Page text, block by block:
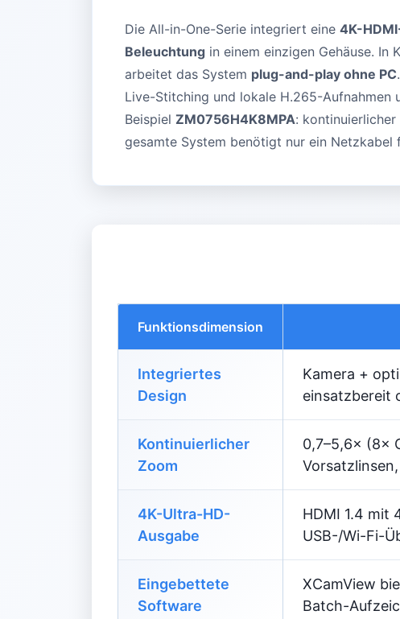
Die All-in-One-Serie integriert eine 4K-
Beleuchtung in einem einzigen Gehäuse. In
arbeitet das System plug-and-play ohne PC
Live-Stitching und lokale H.265-Aufnahmen
Beispiel ZM0756H4K8MPA:
gesamte System benötigt nur ein Netzkabel
Funktionsdimension
Integriertes
Design
Kamera +
einsatzbereit
Kontinuierlicher
Zoom
0,7–5,6× (8×
4K-Ultra-HD-
Ausgabe
HDMI 1.4 mit
USB-/Wi-Fi-
Eingebettete
Software
XCamView
Batch-